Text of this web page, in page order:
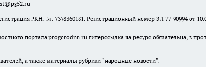
РКН: №: 7378360181. Регистрационный номер ЭЛ 77-90994 от
портала progorodnn.ru гиперссылка на ресурс обязательна, в
а также материалы рубрики "народные новости".